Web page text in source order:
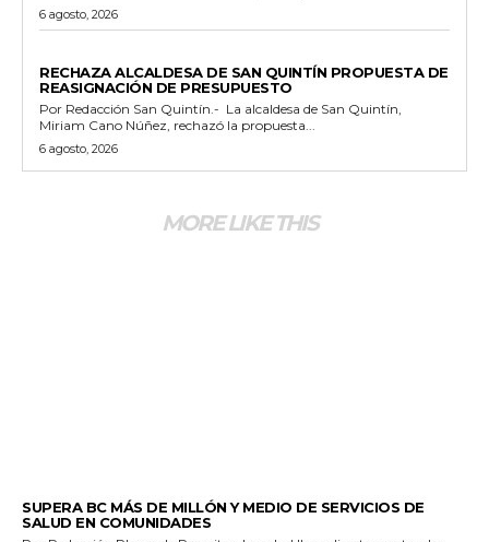
6 agosto, 2026
RECHAZA ALCALDESA DE SAN QUINTÍN PROPUESTA DE
REASIGNACIÓN DE PRESUPUESTO
Por Redacción San Quintín.- La alcaldesa de San Quintín,
Miriam Cano Núñez, rechazó la propuesta...
6 agosto, 2026
MORE LIKE THIS
SUPERA BC MÁS DE MILLÓN Y MEDIO DE SERVICIOS DE
SALUD EN COMUNIDADES